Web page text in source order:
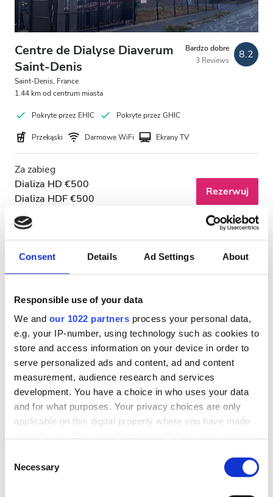
Consent Details Ad Settings About
Responsible use of your data
We and our 1022 partners process your personal data,
e.g. your IP-number, using technology such as cookies to
store and access information on your device in order to
serve personalized ads and content, ad and content
measurement, audience research and services
development. You have a choice in who uses your data
and for what purposes. Your privacy choices are only
applicable on this digital property where you have made
the Privacy trigger icon.
Selection
Necessary
Pacjentów z wirusem zapalenia wątroby typu C
GHIC
Udogodnienia
Przekąski
Ekrany TV
100 - 200 EUR
200 - 300 EUR
300+ EUR
Zmiany
Centre de Dialyse Diaverum
Saint-Denis
Saint-Denis, France
1.44 km od centrum miasta
Bardzo dobre
3 Reviews
8.2
Pokryte przez EHIC Pokryte przez GHIC
Przekąski Darmowe WiFi Ekrany TV
Za zabieg
Dializa HD €500
Dializa HDF €500
Rezerwuj
Diaverum Centre de dialyse CCN Saint-
Denis
Saint-Denis, France
0.92 km od centrum miasta